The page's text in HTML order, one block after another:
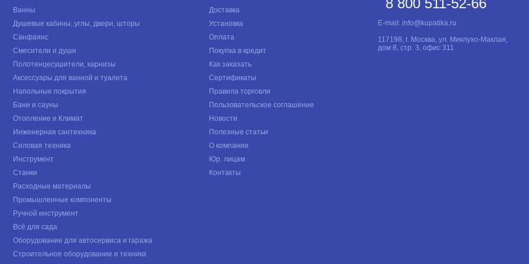
Ванны
Душевые кабины, углы, двери, шторы
Санфаянс
Смесители и души
Полотенцесушители, карнизы
Аксессуары для ванной и туалета
Напольные покрытия
Бани и сауны
Отопление и Климат
Инженерная сантехника
Силовая техника
Инструмент
Станки
Расходные материалы
Промышленные компоненты
Ручной инструмент
Всё для сада
Оборудование для автосервиса и гаража
Строительное оборудование и техника
Доставка
Установка
Оплата
Покупка в кредит
Как заказать
Сертификаты
Правила торговли
Пользовательское соглашение
Новости
Полезные статьи
О компании
Юр. лицам
Контакты
E-mail: info@kupatika.ru
117198, г. Москва, ул. Миклухо-Маклая,
дом 8, стр. 3, офис 311